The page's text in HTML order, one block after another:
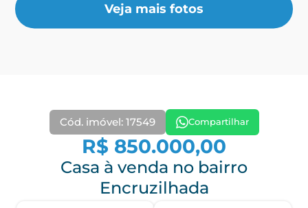
Veja mais fotos
Cód. imóvel: 17549 Compartilhar
R$ 850.000,00
Casa à venda no bairro
Encruzilhada